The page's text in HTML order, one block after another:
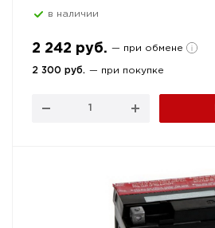
в наличии
2 242 руб. — при обмене
2 300 руб. — при покупке